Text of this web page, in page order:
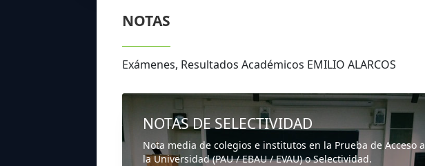
NOTAS
Exámenes, Resultados Académicos EMILIO ALARCOS
NOTAS DE SELECTIVIDAD
Nota media de colegios e institutos en la Prueba de Acceso a
la Universidad (PAU / EBAU / EVAU) o Selectividad.